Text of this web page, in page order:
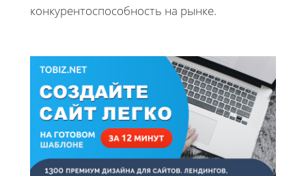
конкурентоспособность на рынке.